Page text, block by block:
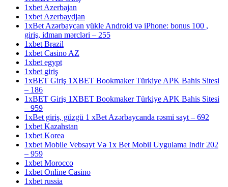
1xbet Azerbajan
1xbet Azerbaydjan
1xBet Azərbaycan yükle Android və iPhone: bonus 100 ,
giriş, idman mərcləri – 255
1xbet Brazil
1xbet Casino AZ
1xbet egypt
1xbet giriş
1xBET Giriş 1XBET Bookmaker Türkiye APK Bahis Sitesi
– 186
1xBET Giriş 1XBET Bookmaker Türkiye APK Bahis Sitesi
– 959
1xBet giriş, güzgü 1 xBet Azərbaycanda rəsmi sayt – 692
1xbet Kazahstan
1xbet Korea
1xbet Mobile Vebsayt Və 1x Bet Mobil Uygulama Indir 202
– 959
1xbet Morocco
1xbet Online Casino
1xbet russia